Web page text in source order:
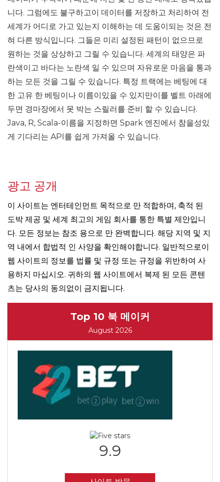
니다. 그럼에도 불구하고이 데이터를 저장하고 처리하여 전
세계가 어디로 가고 있는지 이해하는 데 도움이되는 것은 전
혀 다른 방식입니다. 그들은 미리 설정된 패턴이 없으므로
원하는 것을 상상하고 그릴 수 있습니다. 세계의 태양은 파
란색이고 바다는 노란색 일 수 있으며 자유로운 마음을 통과
하는 모든 것을 그릴 수 있습니다. 특정 트랙에는 베팅에 대
한 고유 한 베팅이나 이름이있을 수 있지만이를 벨트 아래에
두면 경마장에서 못 박는 스릴러를 준비 할 수 있습니다.
Java, R, Scala-이름을 지정하면 Spark 엔진에서 참을성있
게 기다리는 API를 쉽게 가져올 수 있습니다.
광고 공개
이 사이트는 엔터테인먼트 목적으로 만 적합하며, 축적 된
도박 제공 및 세계 최고의 게임 회사를 통한 특별 제안입니
다. 모든 정보는 참조 용으로 만 완벽합니다. 해당 지역 및 지
역 내에서 합법적 인 사양을 확인해야합니다. 일반적으로이
웹 사이트의 정보를 법률 및 규정 또는 규정을 위반하여 사
용하지 마십시오. 귀하의 웹 사이트에서 복제 된 모든 콘텐
츠는 당사의 동의없이 금지됩니다.
Top 10 북 메이커
August 2026
9.9